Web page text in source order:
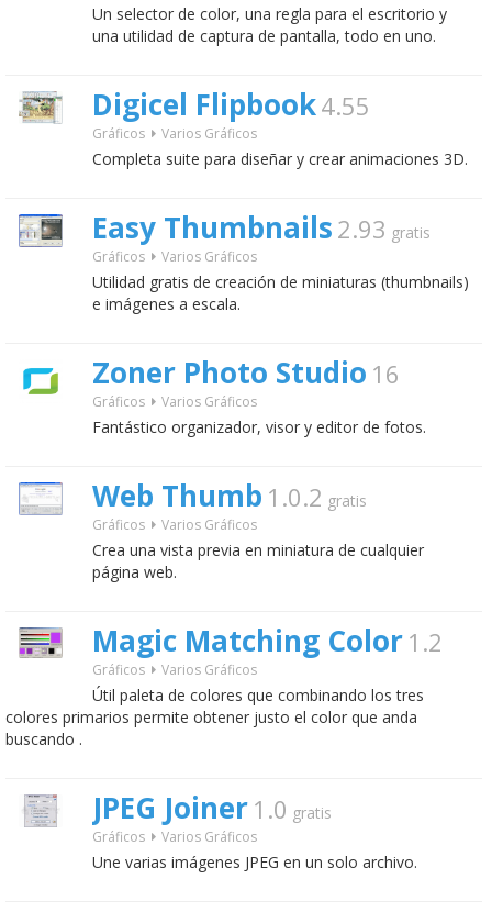
Un selector de color, una regla para el escritorio y
una utilidad de captura de pantalla, todo en uno.
Digicel Flipbook4.55
Gráficos Varios Gráficos
Completa suite para diseñar y crear animaciones 3D.
Easy Thumbnails 2.93 gratis
Gráficos Varios Gráficos
Utilidad gratis de creación de miniaturas (thumbnails)
e imágenes a escala.
Zoner Photo Studio 16
Gráficos Varios Gráficos
Fantástico organizador, visor y editor de fotos.
Web Thumb 1.0.2 gratis
Gráficos Varios Gráficos
Crea una vista previa en miniatura de cualquier
página web.
Magic Matching Color 1.2
Gráficos Varios Gráficos
Útil paleta de colores que combinando los tres
colores primarios permite obtener justo el color que anda
buscando .
JPEG Joiner 1.0 gratis
Gráficos Varios Gráficos
Une varias imágenes JPEG en un solo archivo.